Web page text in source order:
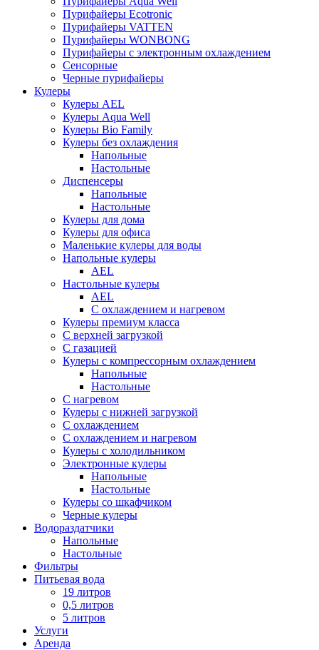
Пурифайеры Ecotronic
Пурифайеры VATTEN
Пурифайеры WONBONG
Пурифайеры с электронным охлаждением
Сенсорные
Черные пурифайеры
Кулеры
Кулеры AEL
Кулеры Aqua Well
Кулеры Bio Family
Кулеры без охлаждения
Напольные
Настольные
Диспенсеры
Напольные
Настольные
Кулеры для дома
Кулеры для офиса
Маленькие кулеры для воды
Напольные кулеры
AEL
Настольные кулеры
AEL
С охлаждением и нагревом
Кулеры премиум класса
С верхней загрузкой
С газацией
Кулеры с компрессорным охлаждением
Напольные
Настольные
С нагревом
Кулеры с нижней загрузкой
С охлаждением
С охлаждением и нагревом
Кулеры с холодильником
Электронные кулеры
Напольные
Настольные
Кулеры со шкафчиком
Черные кулеры
Водораздатчики
Напольные
Настольные
Фильтры
Питьевая вода
19 литров
0,5 литров
5 литров
Услуги
Аренда